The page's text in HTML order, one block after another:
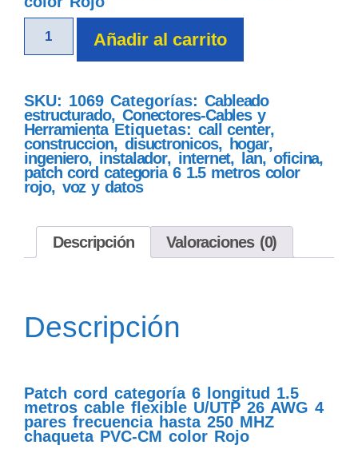
Añadir al carrito
SKU: 1069 Categorías: Cableado
estructurado, Conectores-Cables y
Herramienta Etiquetas: call center,
construccion, disuctronicos, hogar,
ingeniero, instalador, internet, lan,oficina,
patch cord categoria 6 1.5 metros color
rojo, voz y datos
Descripción Valoraciones (0)
Descripción
Patch cord categoría 6 longitud 1.5
metros cable flexible U/UTP 26 AWG 4
pares frecuencia hasta 250 MHZ
chaqueta PVC-CM color Rojo